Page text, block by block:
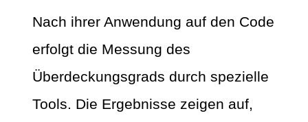
Nach ihrer Anwendung auf den Code
erfolgt die Messung des
Überdeckungsgrads durch spezielle
Tools. Die Ergebnisse zeigen auf,